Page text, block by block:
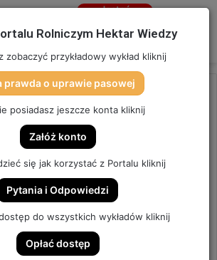
Jesteś
DODANE
A CZEGO NIE W
|
#224
#224
Rolniczym Hektar Wiedzy
zobaczyć przykładowy wykład kliknij
prawda o uprawie pasowej
posiadasz jeszcze konta kliknij
Załóż konto
się jak korzystać z Portalu kliknij
Pytania i Odpowiedzi
do wszystkich wykładów kliknij
Opłać dostęp